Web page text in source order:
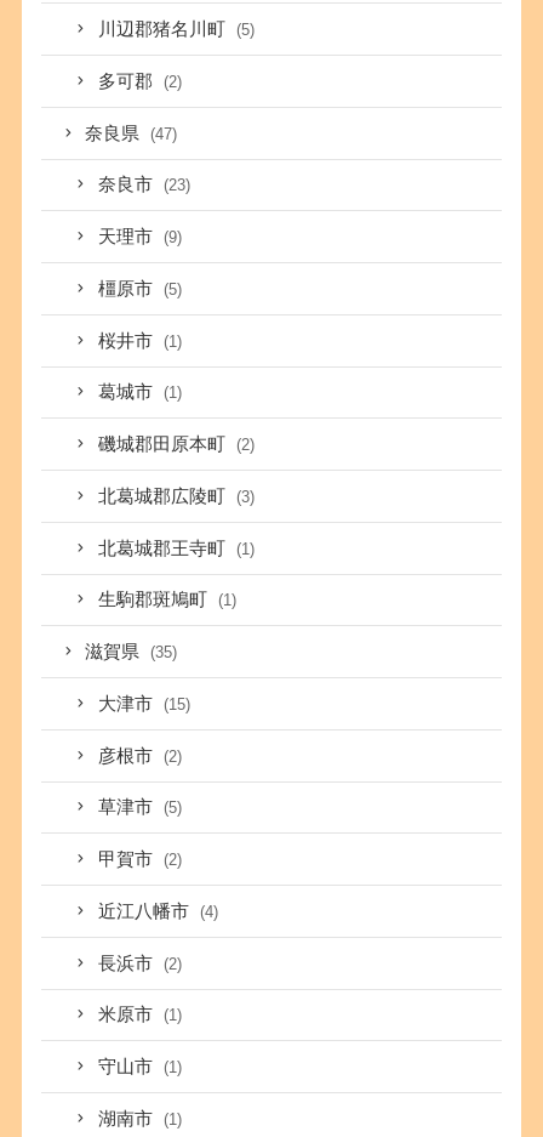
川辺郡猪名川町 (5)
多可郡 (2)
奈良県 (47)
奈良市 (23)
天理市 (9)
橿原市 (5)
桜井市 (1)
葛城市 (1)
磯城郡田原本町 (2)
北葛城郡広陵町 (3)
北葛城郡王寺町 (1)
生駒郡斑鳩町 (1)
滋賀県 (35)
大津市 (15)
彦根市 (2)
草津市 (5)
甲賀市 (2)
近江八幡市 (4)
長浜市 (2)
米原市 (1)
守山市 (1)
湖南市 (1)